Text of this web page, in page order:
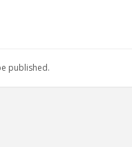
published.